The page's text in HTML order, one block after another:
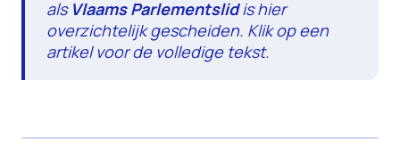
als Vlaams Parlementslid is hier
overzichtelijk gescheiden. Klik op een
artikel voor de volledige tekst.